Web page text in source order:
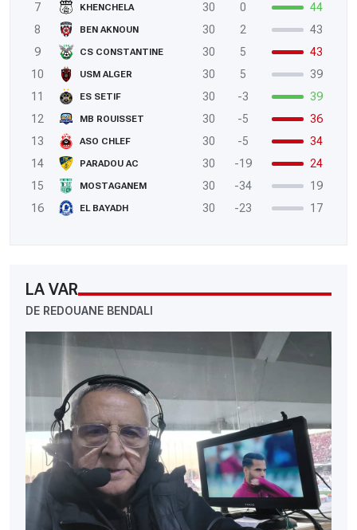
7
KHENCHELA 30 0
44
8
BEN AKNOUN 30 2
43
9
CS CONSTANTINE 30 5
43
10
USM ALGER 30 5
39
11
ES SETIF 30 -3
39
12
MB ROUISSET 30 -5
36
13
ASO CHLEF 30 -5
34
14
PARADOU AC 30 -19
24
15
MOSTAGANEM 30 -34
19
16
EL BAYADH 30 -23 17
LA VAR
DE REDOUANE BENDALI